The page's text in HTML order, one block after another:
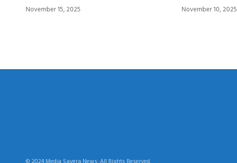
November 15, 2025 November 10, 2025